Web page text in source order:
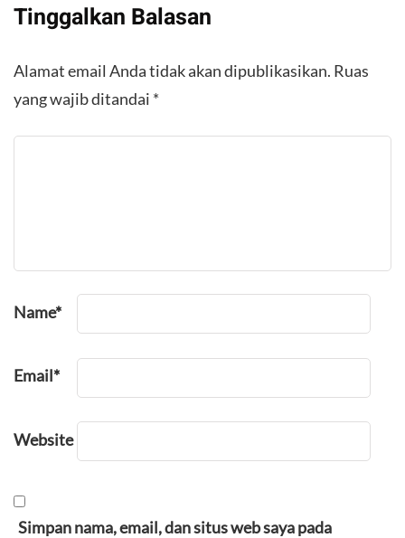
Tinggalkan Balasan
Alamat email Anda tidak akan dipublikasikan. Ruas
yang wajib ditandai *
Name*
Email*
Website
Simpan nama, email, dan situs web saya pada